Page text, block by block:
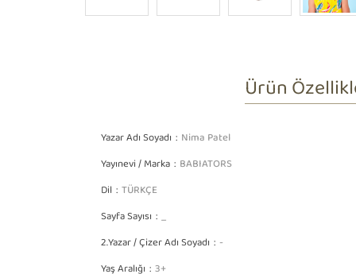
Ürün
Yazar Adı Soyadı Nima Patel
Yayınevi / Marka BABIATORS
Dil TÜRKÇE
Sayfa Sayısı _
2.Yazar / Çizer Adı Soyadı -